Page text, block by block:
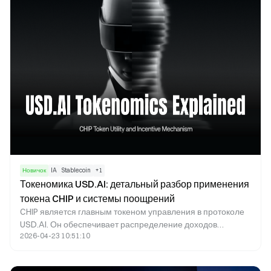
величины в децентрализованном кредитовании.
Новичок IA Stablecoin +1
Токеномика USD.AI: детальный разбор применения
токена CHIP и системы поощрений
CHIP является главным токеном управления в протоколе
USD.AI. Он обеспечивает распределение доходов
протокола, корректировку процентных ставок по займам,
2026-04-23 10:51:10